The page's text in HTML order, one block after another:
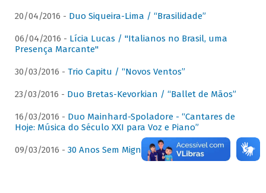
20/04/2016 - Duo Siqueira-Lima / “Brasilidade”
06/04/2016 - Lícia Lucas / "Italianos no Brasil, uma
Presença Marcante"
30/03/2016 - Trio Capitu / “Novos Ventos”
23/03/2016 - Duo Bretas-Kevorkian / “Ballet de Mãos”
16/03/2016 - Duo Mainhard-Spoladore - “Cantares de
Hoje: Música do Século XXI para Voz e Piano”
09/03/2016 - 30 Anos Sem Mignone